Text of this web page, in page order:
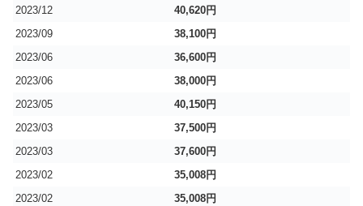
2023/12
40,620円
2023/09
38,100円
2023/06
36,600円
2023/06
38,000円
2023/05
40,150円
2023/03
37,500円
2023/03
37,600円
2023/02
35,008円
2023/02
35,008円